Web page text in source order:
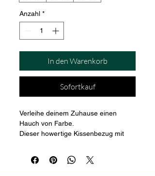
Anzahl *
In den Warenkorb
Sofortkauf
Verleihe deinem Zuhause einen
Hauch von Farbe.
Dieser howertige Kissenbezug mit